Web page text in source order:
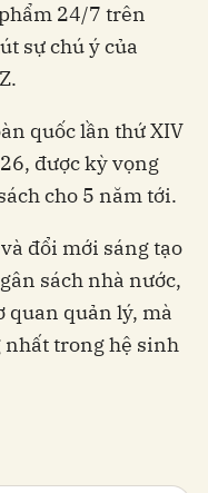
24/7 trên
sự chú ý của
quốc lần thứ XIV
được kỳ vọng
cho 5 năm tới.
đổi mới sáng tạo
sách nhà nước,
quan quản lý, mà
nhất trong hệ sinh